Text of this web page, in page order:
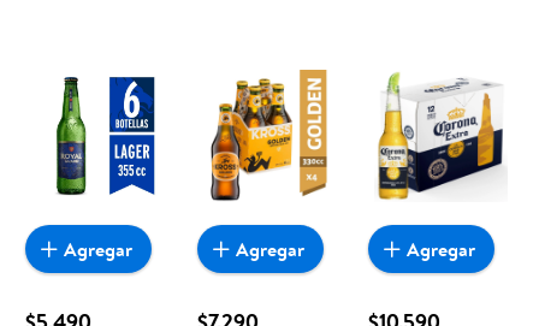
Agregar Agregar Agregar